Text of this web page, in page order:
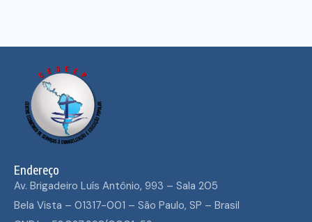
Endereço
Av. Brigadeiro Luís Antônio, 993 – Sala 205
Bela Vista – 01317-001 – São Paulo, SP – Brasil